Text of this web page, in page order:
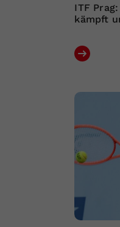
ITF
kämpft